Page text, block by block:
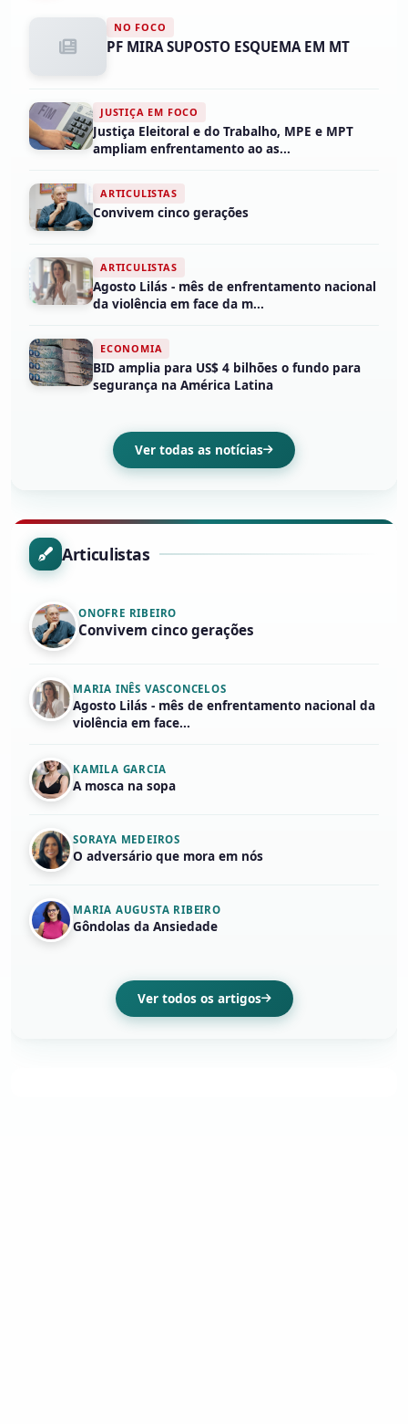
NO FOCO
PF MIRA SUPOSTO ESQUEMA EM MT
JUSTIÇA EM FOCO
Justiça Eleitoral e do Trabalho, MPE e MPT
ampliam enfrentamento ao as...
ARTICULISTAS
Convivem cinco gerações
ARTICULISTAS
Agosto Lilás - mês de enfrentamento nacional
da violência em face da m...
ECONOMIA
BID amplia para US$ 4 bilhões o fundo para
segurança na América Latina
Ver todas as notícias
Articulistas
ONOFRE RIBEIRO
Convivem cinco gerações
MARIA INÊS VASCONCELOS
Agosto Lilás - mês de enfrentamento nacional da
violência em face...
KAMILA GARCIA
A mosca na sopa
SORAYA MEDEIROS
O adversário que mora em nós
MARIA AUGUSTA RIBEIRO
Gôndolas da Ansiedade
Ver todos os artigos